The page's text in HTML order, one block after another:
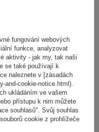
fungování webových
funkce, analyzovat
aktivity - jak my, tak naši
se také používají k
naleznete v [zásadách
and-cookie-notice.html).
ukládáním ve vašem
přístupu k nim můžete
souhlasů". Svůj souhlas
cookie z prohlížeče